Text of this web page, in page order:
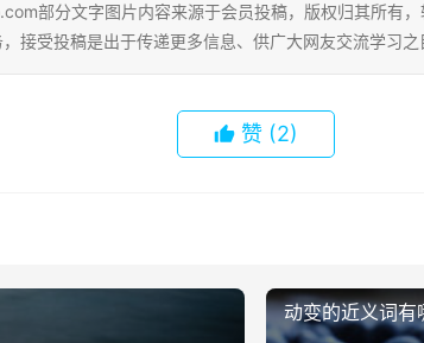
部分文字图片内容来源于会员投稿，版权归其所有
接受投稿是出于传递更多信息、供广大网友交流学习之
赞 (2)
动变的近义词有